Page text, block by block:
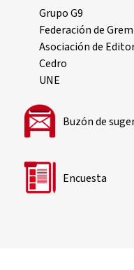
Grupo G9
Federación de
Asociación de
Cedro
UNE
Buzón de
Encuesta